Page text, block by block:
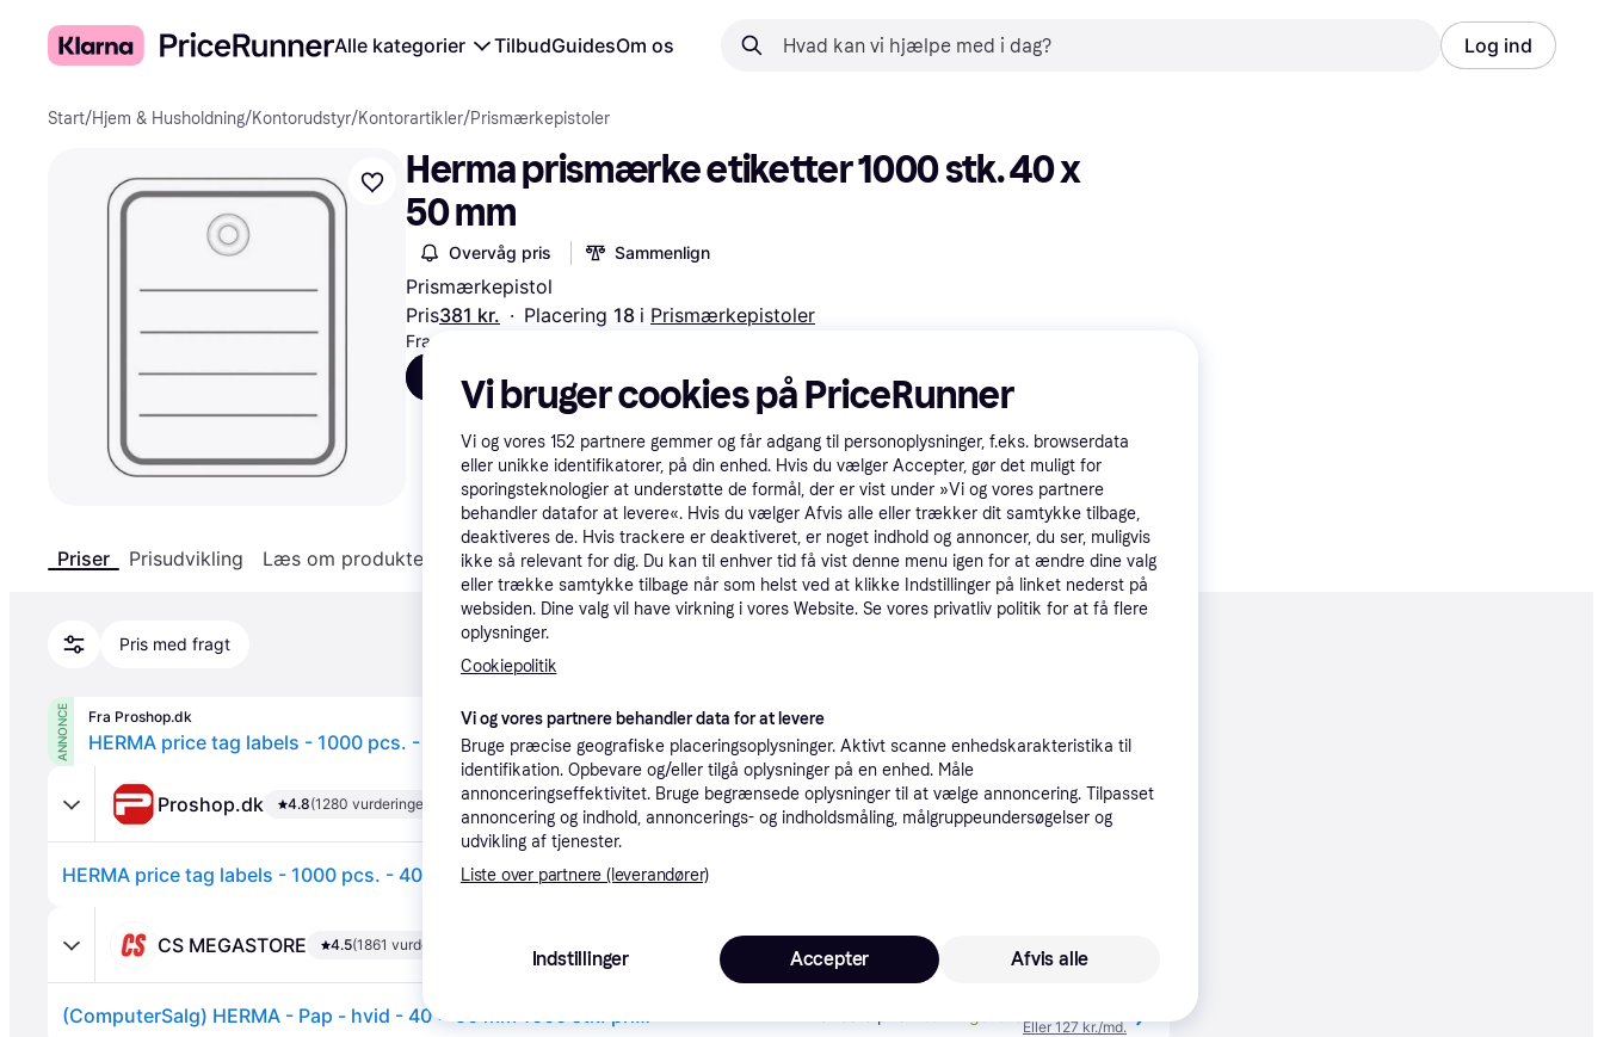
Alle kategorier TilbudGuidesOm os Log ind
Start/Hjem & Husholdning/Kontorudstyr/Kontorartikler/Prismærkepistoler
Herma prismærke etiketter 1000 stk. 40 x
50 mm
Overvåg pris Sammenlign
Prismærkepistol
Pris381 kr. · Placering 18 i Prismærkepistoler
Fra 127 kr./md. med
Priser Prisudvikling Læs om produktet Specifikationer
Pris med fragt
ANNONCE Fra Proshop.dk
HERMA price tag labels - 1000 pcs. - 40 x 50 mm Eller 127 kr./md.
Proshop.dk 4.8(1280 vurderinger) Købsgaranti
HERMA price tag labels - 1000 pcs. - 40 x 50 mm
CS MEGASTORE 4.5(1861 vurderinger)
(ComputerSalg) HERMA - Pap - hvid - 40 x 50 mm 1000 stk. prismærke etiketter · Eller 127 kr./md.
Vi bruger cookies på PriceRunner
Vi og vores 152 partnere gemmer og får adgang til personoplysninger, f.eks. browserdata
eller unikke identifikatorer, på din enhed. Hvis du vælger Accepter, gør det muligt for
sporingsteknologier at understøtte de formål, der er vist under »Vi og vores partnere
behandler datafor at levere«. Hvis du vælger Afvis alle eller trækker dit samtykke tilbage,
deaktiveres de. Hvis trackere er deaktiveret, er noget indhold og annoncer, du ser, muligvis
ikke så relevant for dig. Du kan til enhver tid få vist denne menu igen for at ændre dine valg
eller trække samtykke tilbage når som helst ved at klikke Indstillinger på linket nederst på
websiden. Dine valg vil have virkning i vores Website. Se vores privatliv politik for at få flere
oplysninger.
Cookiepolitik
Vi og vores partnere behandler data for at levere
Bruge præcise geografiske placeringsoplysninger. Aktivt scanne enhedskarakteristika til
identifikation. Opbevare og/eller tilgå oplysninger på en enhed. Måle
annonceringseffektivitet. Bruge begrænsede oplysninger til at vælge annoncering. Tilpasset
annoncering og indhold, annoncerings- og indholdsmåling, målgruppeundersøgelser og
udvikling af tjenester.
Liste over partnere (leverandører)
Indstillinger Afvis alle
Accepter